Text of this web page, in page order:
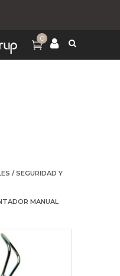
0
/SEGURIDAD Y
MANUAL